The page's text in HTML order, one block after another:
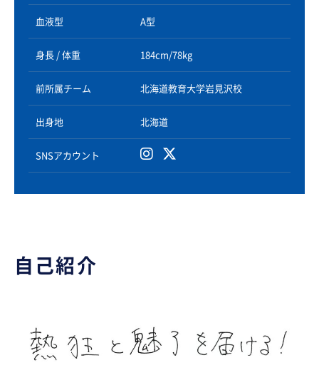
血液型 A型
身長 / 体重 184cm/78kg
前所属チーム 北海道教育大学岩見沢校
出身地 北海道
SNSアカウント
自己紹介